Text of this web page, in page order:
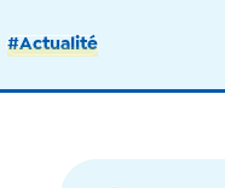
#Actualité